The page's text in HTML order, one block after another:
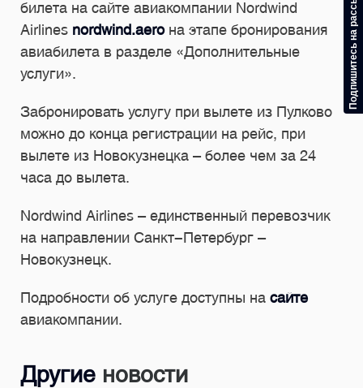
билета на сайте авиакомпании Nordwind
Airlines nordwind.aeroна этапе бронирования
авиабилета в разделе «Дополнительные
услуги».
Забронировать услугу при вылете из Пулково
можно до конца регистрации на рейс, при
вылете из Новокузнецка – более чем за 24
часа до вылета.
Nordwind Airlines – единственный перевозчик
на направлении Санкт-Петербург –
Новокузнецк.
Подробности об услуге доступны на сайте
авиакомпании.
Другие новости
Подпишитесь на рассылку